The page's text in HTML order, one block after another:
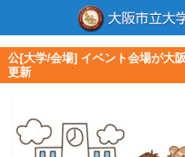
公[大学/会場] イベント会場が大
更新